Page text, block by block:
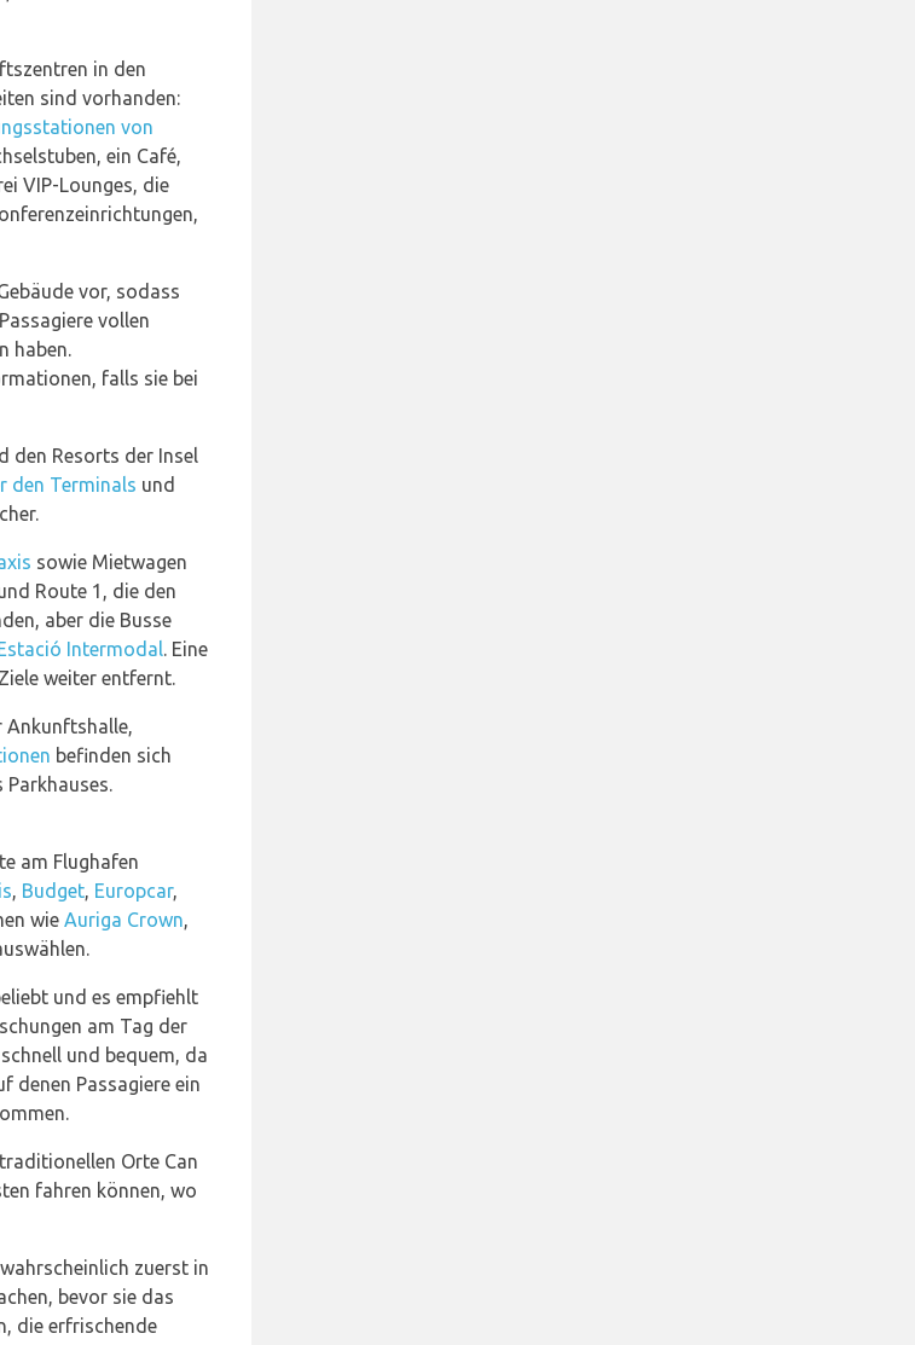
in den
sind vorhanden:
von
ein Café,
VIP-Lounges, die
vor, sodass
vollen
haben.
falls sie bei
den Resorts der Insel
den Terminals und
sowie Mietwagen
Route 1, die den
aber die Busse
Intermodal. Eine
weiter entfernt.
Ankunftshalle,
befinden sich
am Flughafen
, Budget, Europcar,
wie Auriga Crown,
und es empfiehlt
am Tag der
und bequem, da
denen Passagiere ein
Orte Can
fahren können, wo
zuerst in
bevor sie das
die erfrischende